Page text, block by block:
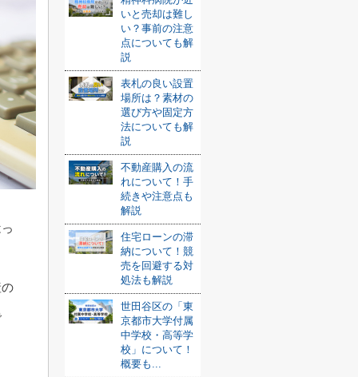
いと売却は難し
い？事前の注意
点についても解
説
表札の良い設置
場所は？素材の
選び方や固定方
法についても解
説
不動産購入の流
れについて！手
続きや注意点も
解説
住宅ローンの滞
納について！競
売を回避する対
処法も解説
世田谷区の「東
京都市大学付属
中学校・高等学
校」について！
概要も...